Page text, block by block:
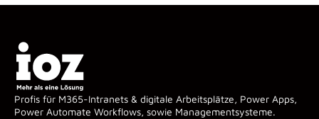
Profis für M365-Intranets & digitale Arbeitsplätze, Power Apps,
Power Automate Workflows, sowie Managementsysteme.